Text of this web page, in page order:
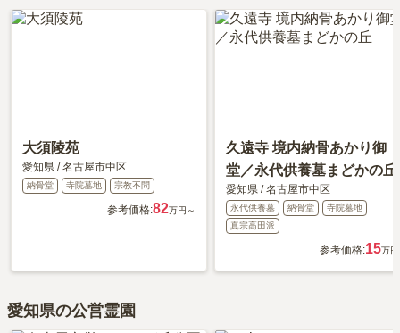
永代供養について詳しく知りたい方は『永代供養墓をわかりやすく
解説！』をご覧ください。
大須陵苑
愛知県 /名古屋市中区
納骨堂 寺院墓地 宗教不問
参考価格:82万円～
久遠寺 境内納骨あかり御
堂／永代供養墓まどかの丘
愛知県 /名古屋市中区
永代供養墓 納骨堂
寺院墓地
真宗高田派
参考価格:15万円
愛知県の公営霊園